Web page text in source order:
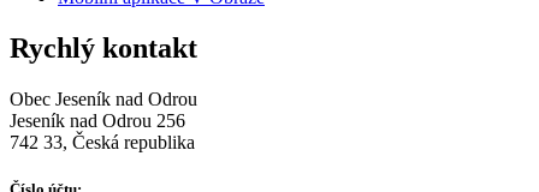
Rychlý kontakt
Obec Jeseník nad Odrou
Jeseník nad Odrou 256
742 33, Česká republika